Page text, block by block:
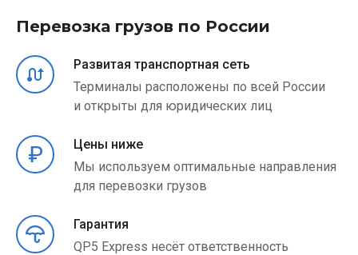
Перевозка грузов по России
Развитая транспортная сеть
Терминалы расположены по всей России
и открыты для юридических лиц
Цены ниже
Мы используем оптимальные направления
для перевозки грузов
Гарантия
QP5 Express несёт ответственность